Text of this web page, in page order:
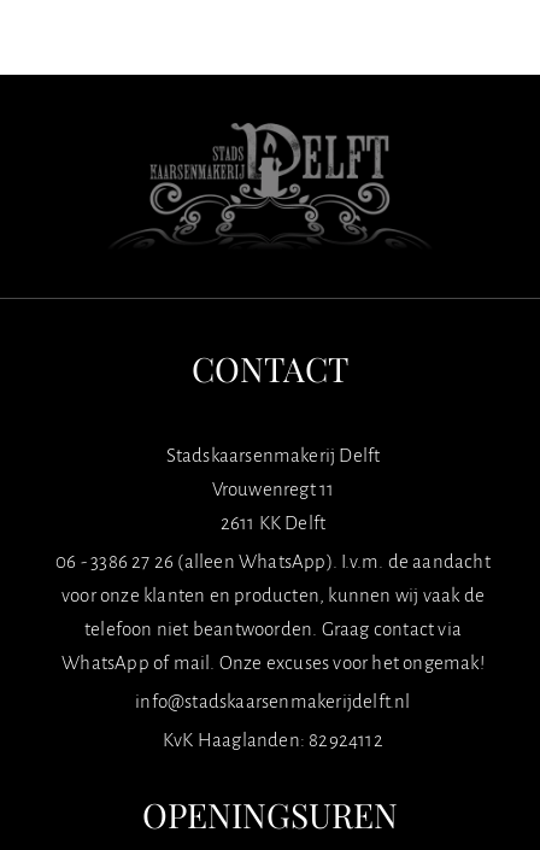
CONTACT
Stadskaarsenmakerij Delft
Vrouwenregt 11
2611 KK Delft
06 - 3386 27 26 (alleen WhatsApp). I.v.m. de aandacht
voor onze klanten en producten, kunnen wij vaak de
telefoon niet beantwoorden. Graag contact via
WhatsApp of mail. Onze excuses voor het ongemak!
info@stadskaarsenmakerijdelft.nl
KvK Haaglanden: 82924112
OPENINGSUREN